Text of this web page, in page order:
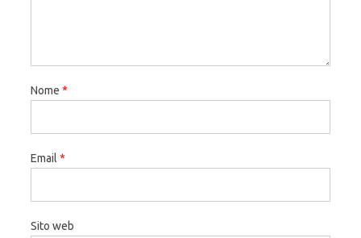
Nome *
Email *
Sito web